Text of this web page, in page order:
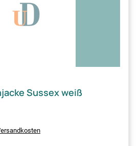
Sussex weiß